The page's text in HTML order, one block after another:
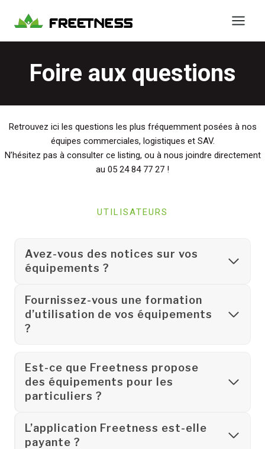
Foire aux questions
Retrouvez ici les questions les plus fréquemment posées à nos
équipes commerciales, logistiques et SAV.
N’hésitez pas à consulter ce listing, ou à nous joindre directement
au 05 24 84 77 27 !
UTILISATEURS
Avez-vous des notices sur vos
équipements ?
Fournissez-vous une formation
d’utilisation de vos équipements
?
Est-ce que Freetness propose
des équipements pour les
particuliers ?
L’application Freetness est-elle
payante ?